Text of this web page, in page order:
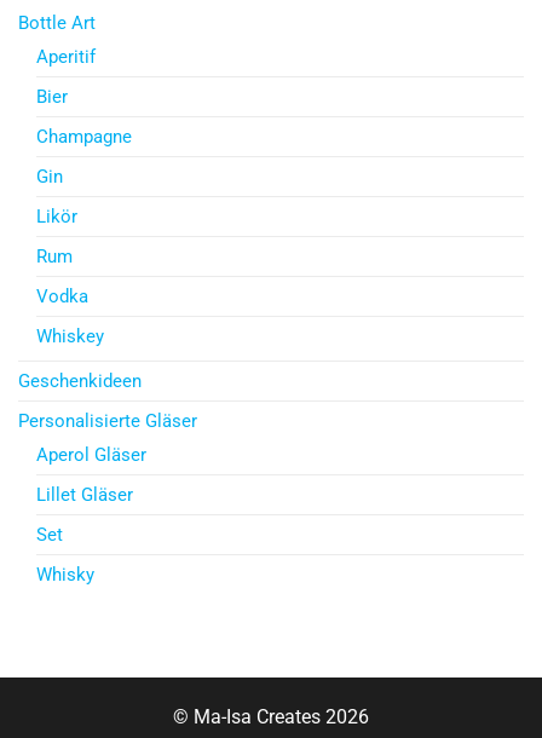
Bottle Art
Aperitif
Bier
Champagne
Gin
Likör
Rum
Vodka
Whiskey
Geschenkideen
Personalisierte Gläser
Aperol Gläser
Lillet Gläser
Set
Whisky
© Ma-Isa Creates 2026